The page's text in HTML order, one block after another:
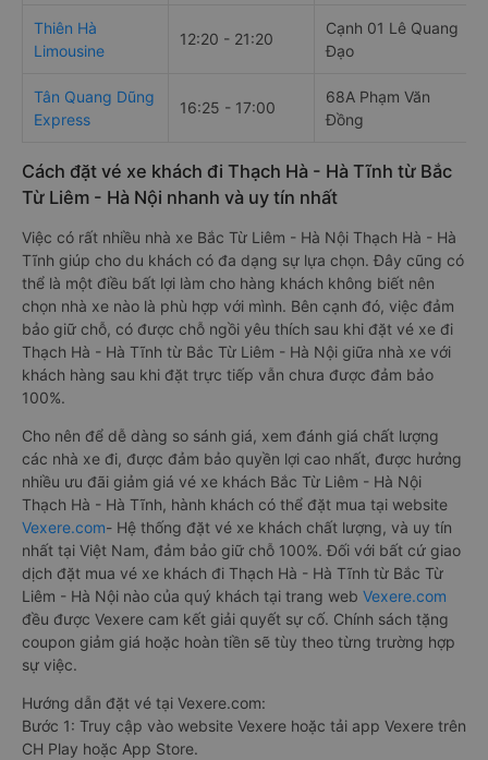
Thiên Hà
Limousine
12:20 - 21:20
Cạnh 01 Lê Quang
Đạo
Tân Quang Dũng
Express
16:25 - 17:00
68A Phạm Văn
Đồng
Cách đặt vé xe khách đi Thạch Hà - Hà Tĩnh từ Bắc
Từ Liêm - Hà Nội nhanh và uy tín nhất
Việc có rất nhiều nhà xe Bắc Từ Liêm - Hà Nội Thạch Hà - Hà
Tĩnh giúp cho du khách có đa dạng sự lựa chọn. Đây cũng có
thể là một điều bất lợi làm cho hàng khách không biết nên
chọn nhà xe nào là phù hợp với mình. Bên cạnh đó, việc đảm
bảo giữ chỗ, có được chỗ ngồi yêu thích sau khi đặt vé xe đi
Thạch Hà - Hà Tĩnh từ Bắc Từ Liêm - Hà Nội giữa nhà xe với
khách hàng sau khi đặt trực tiếp vẫn chưa được đảm bảo
100%.
Cho nên để dễ dàng so sánh giá, xem đánh giá chất lượng
các nhà xe đi, được đảm bảo quyền lợi cao nhất, được hưởng
nhiều ưu đãi giảm giá vé xe khách Bắc Từ Liêm - Hà Nội
Thạch Hà - Hà Tĩnh, hành khách có thể đặt mua tại website
Vexere.com- Hệ thống đặt vé xe khách chất lượng, và uy tín
nhất tại Việt Nam, đảm bảo giữ chỗ 100%. Đối với bất cứ giao
dịch đặt mua vé xe khách đi Thạch Hà - Hà Tĩnh từ Bắc Từ
Liêm - Hà Nội nào của quý khách tại trang web Vexere.com
đều được Vexere cam kết giải quyết sự cố. Chính sách tặng
coupon giảm giá hoặc hoàn tiền sẽ tùy theo từng trường hợp
sự việc.
Hướng dẫn đặt vé tại Vexere.com:
Bước 1: Truy cập vào website Vexere hoặc tải app Vexere trên
CH Play hoặc App Store.